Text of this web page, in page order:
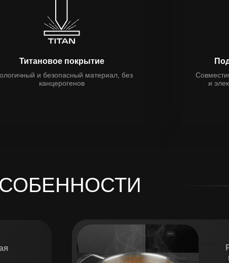
и
и безопасный материал, без
канцерогенов
Титановое покрытие